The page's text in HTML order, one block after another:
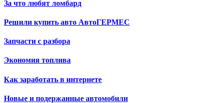
За что любят ломбард
Решили купить авто АвтоГЕРМЕС
Запчасти с разбора
Экономия топлива
Как заработать в интернете
Новые и подержанные автомобили